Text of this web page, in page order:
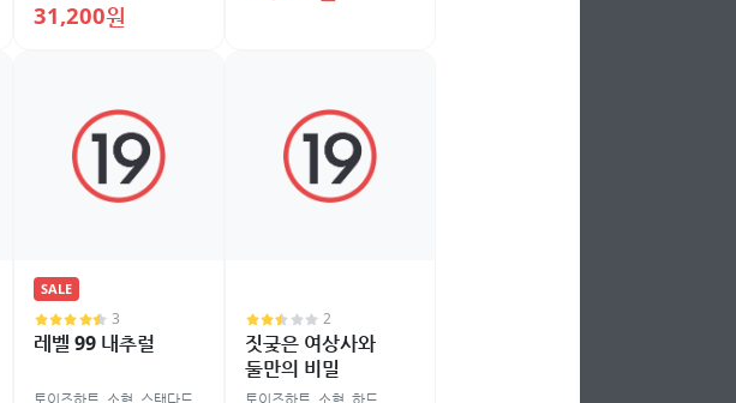
31,200원
SALE
3
레벨 99 내추럴
2
짓궂은 여상사와
둘만의 비밀